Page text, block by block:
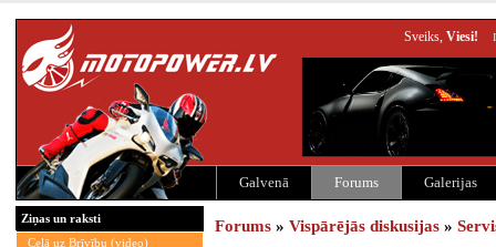
Sveiks, Viesi!
Galvenā Forums Galerijas
Ziņas un raksti
Ceļā uz Brīvību (video)
Forums » Vispārējās diskusijas »